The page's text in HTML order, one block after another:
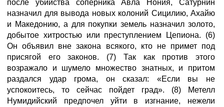
после убийства соперника Авла Нония, Сатурнин
назначил для вывода новых колоний Сицилию, Ахайю
и Македонию, а для покупки земель назначил золото,
добытое хитростью или преступлением Цепиона. (6)
Он объявил вне закона всякого, кто не примет под
присягой его законов. (7) Так как против этого
возражало и шумело множество знатных, и притом
раздался удар грома, он сказал: «Если вы не
успокоитесь, то сейчас пойдет град». (8) Метелл
Нумидийский предпочел уйти в изгнание, нежели